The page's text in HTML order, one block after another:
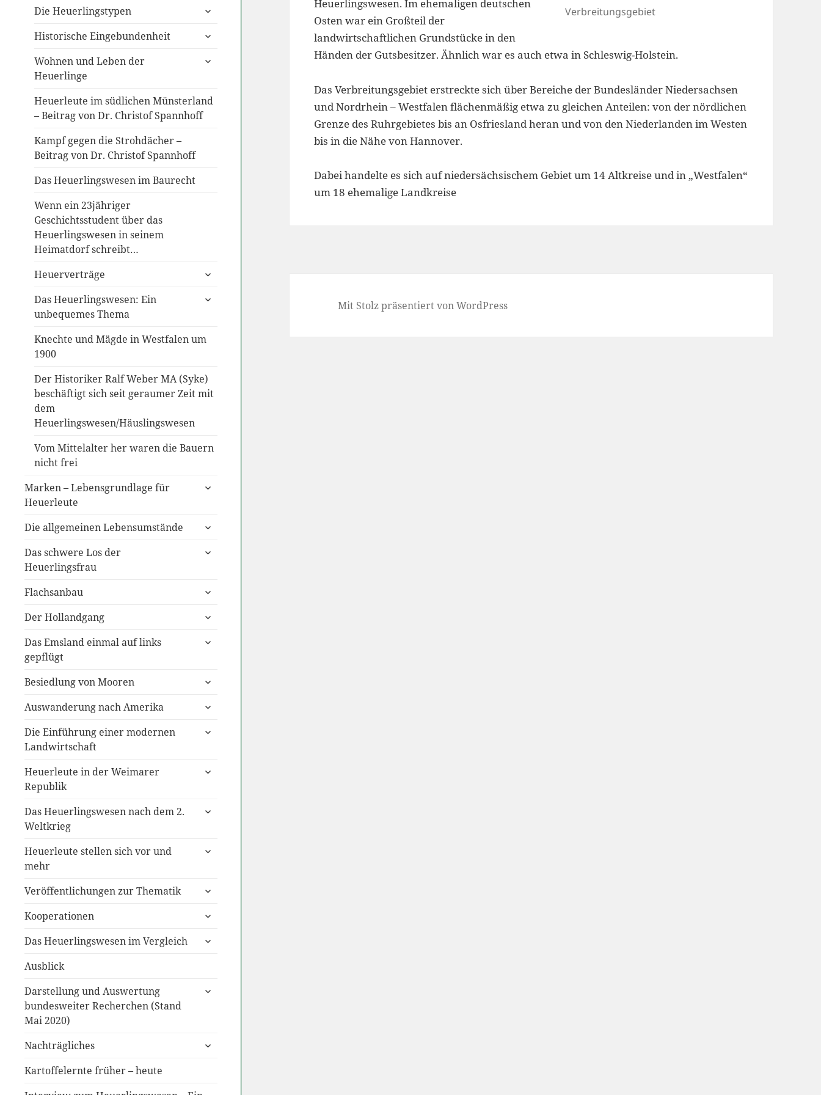
Die Heuerlingstypen
untermenü
Historische Eingebundenheit
untermenü
Wohnen und Leben der
Heuerlinge
untermenü
Heuerleute im südlichen Münsterland
– Beitrag von Dr. Christof Spannhoff
Kampf gegen die Strohdächer –
Beitrag von Dr. Christof Spannhoff
Das Heuerlingswesen im Baurecht
Wenn ein 23jähriger
Geschichtsstudent über das
Heuerlingswesen in seinem
Heimatdorf schreibt…
Heuerverträge
untermenü
Das Heuerlingswesen: Ein
unbequemes Thema
untermenü
Knechte und Mägde in Westfalen um
1900
Der Historiker Ralf Weber MA (Syke)
beschäftigt sich seit geraumer Zeit mit
dem
Heuerlingswesen/Häuslingswesen
Vom Mittelalter her waren die Bauern
nicht frei
Marken – Lebensgrundlage für
Heuerleute
untermenü
Die allgemeinen Lebensumstände
untermenü
Das schwere Los der
Heuerlingsfrau
untermenü
Flachsanbau
untermenü
Der Hollandgang
untermenü
Das Emsland einmal auf links
gepflügt
untermenü
Besiedlung von Mooren
untermenü
Auswanderung nach Amerika
untermenü
Die Einführung einer modernen
Landwirtschaft
untermenü
Heuerleute in der Weimarer
Republik
untermenü
Das Heuerlingswesen nach dem 2.
Weltkrieg
untermenü
Heuerleute stellen sich vor und
mehr
untermenü
Veröffentlichungen zur Thematik
untermenü
Kooperationen
untermenü
Das Heuerlingswesen im Vergleich
untermenü
Ausblick
Darstellung und Auswertung
bundesweiter Recherchen (Stand
Mai 2020)
untermenü
Nachträgliches
untermenü
Kartoffelernte früher – heute
Verbreitungsgebiet
Heuerlingswesen. Im ehemaligen deutschen
Osten war ein Großteil der
landwirtschaftlichen Grundstücke in den
Händen der Gutsbesitzer. Ähnlich war es auch etwa in Schleswig-Holstein.
Das Verbreitungsgebiet erstreckte sich über Bereiche der Bundesländer Niedersachsen
und Nordrhein – Westfalen flächenmäßig etwa zu gleichen Anteilen: von der nördlichen
Grenze des Ruhrgebietes bis an Osfriesland heran und von den Niederlanden im Westen
bis in die Nähe von Hannover.
Dabei handelte es sich auf niedersächsischem Gebiet um 14 Altkreise und in „Westfalen“
um 18 ehemalige Landkreise
Mit Stolz präsentiert von WordPress